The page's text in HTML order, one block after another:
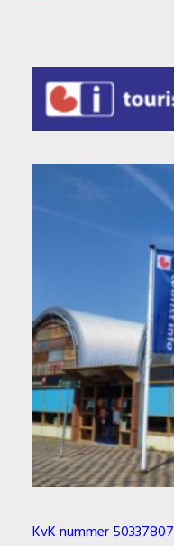
KvK nummer 50337807